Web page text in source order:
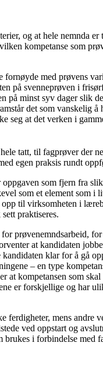
og at hele nemnda er
kompetanse som
med prøvens
på svenneprøven i
på minst syv dager slik
det som vanskelig
seg at det verken i
tatt, til fagprøver der
egen praksis rundt
oppgaven som fjern fra
som et element som i
til virksomheten i
praktiseres.
prøvenemndsarbeid,
at kandidaten
kandidaten klar for å gå
– en type
kompetansen som skal
er forskjellige og har
ferdigheter, mens andre
ved oppstart og
brukes i forbindelse med